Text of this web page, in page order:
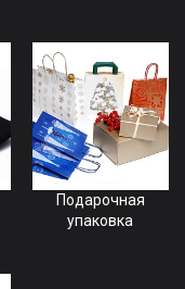
Подарочная
упаковка